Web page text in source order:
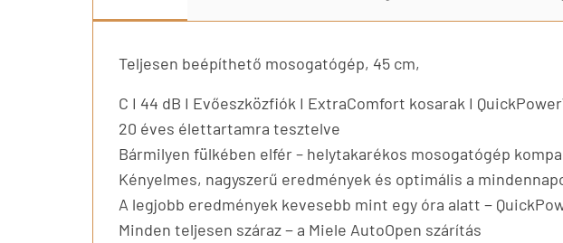
Teljesen beépíthető mosogatógép, 45 cm,
C I 44 dB I Evőeszközfiók I ExtraComfort kosarak I
20 éves élettartamra tesztelve
Bármilyen fülkében elfér – helytakarékos mosogatógép
Kényelmes, nagyszerű eredmények és optimális a
A legjobb eredmények kevesebb mint egy óra alatt −
Minden teljesen száraz − a Miele AutoOpen szárítás